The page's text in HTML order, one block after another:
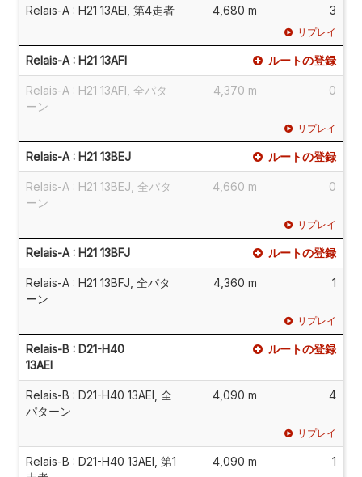
Relais-A : H21 13AEI, 第4走者 4,680 m 3
リプレイ
Relais-A : H21 13AFI ルートの登録
Relais-A : H21 13AFI, 全パタ
ーン
4,370 m 0
リプレイ
Relais-A : H21 13BEJ ルートの登録
Relais-A : H21 13BEJ, 全パタ
ーン
4,660 m 0
リプレイ
Relais-A : H21 13BFJ ルートの登録
Relais-A : H21 13BFJ, 全パタ
ーン
4,360 m 1
リプレイ
Relais-B : D21-H40
13AEI
ルートの登録
Relais-B : D21-H40 13AEI, 全
パターン
4,090 m 4
リプレイ
Relais-B : D21-H40 13AEI, 第1
4,090 m 1